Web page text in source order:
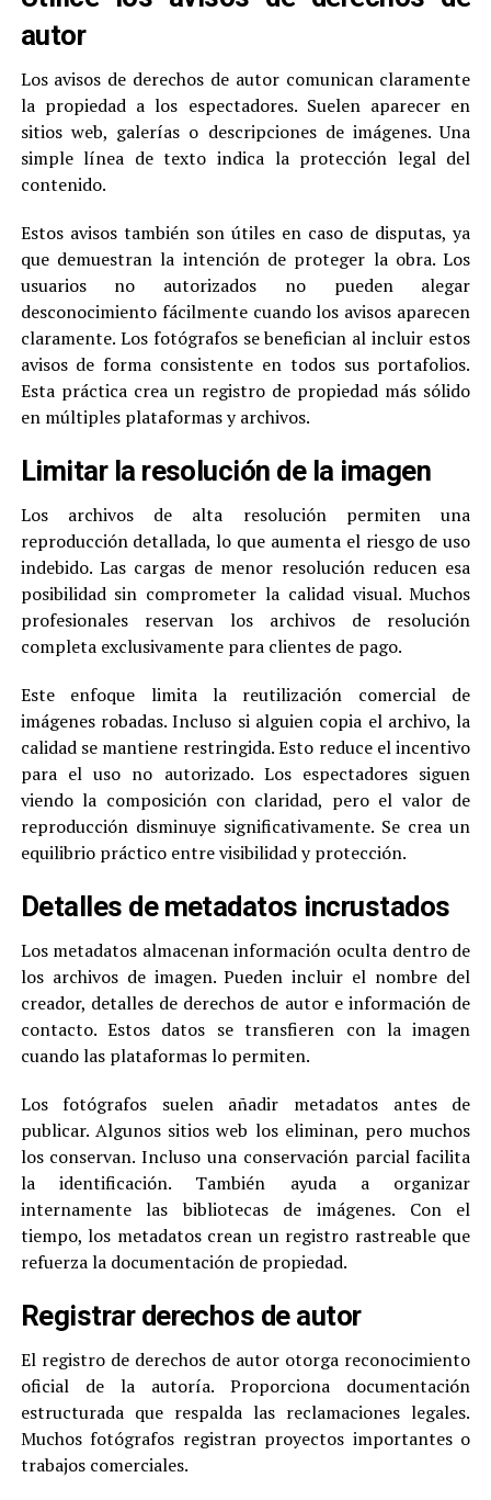
autor
Los avisos de derechos de autor comunican claramente
la propiedad a los espectadores. Suelen aparecer en
sitios web, galerías o descripciones de imágenes. Una
simple línea de texto indica la protección legal del
contenido.
Estos avisos también son útiles en caso de disputas, ya
que demuestran la intención de proteger la obra. Los
usuarios no autorizados no pueden alegar
desconocimiento fácilmente cuando los avisos aparecen
claramente. Los fotógrafos se benefician al incluir estos
avisos de forma consistente en todos sus portafolios.
Esta práctica crea un registro de propiedad más sólido
en múltiples plataformas y archivos.
Limitar la resolución de la imagen
Los archivos de alta resolución permiten una
reproducción detallada, lo que aumenta el riesgo de uso
indebido. Las cargas de menor resolución reducen esa
posibilidad sin comprometer la calidad visual. Muchos
profesionales reservan los archivos de resolución
completa exclusivamente para clientes de pago.
Este enfoque limita la reutilización comercial de
imágenes robadas. Incluso si alguien copia el archivo, la
calidad se mantiene restringida. Esto reduce el incentivo
para el uso no autorizado. Los espectadores siguen
viendo la composición con claridad, pero el valor de
reproducción disminuye significativamente. Se crea un
equilibrio práctico entre visibilidad y protección.
Detalles de metadatos incrustados
Los metadatos almacenan información oculta dentro de
los archivos de imagen. Pueden incluir el nombre del
creador, detalles de derechos de autor e información de
contacto. Estos datos se transfieren con la imagen
cuando las plataformas lo permiten.
Los fotógrafos suelen añadir metadatos antes de
publicar. Algunos sitios web los eliminan, pero muchos
los conservan. Incluso una conservación parcial facilita
la identificación. También ayuda a organizar
internamente las bibliotecas de imágenes. Con el
tiempo, los metadatos crean un registro rastreable que
refuerza la documentación de propiedad.
Registrar derechos de autor
El registro de derechos de autor otorga reconocimiento
oficial de la autoría. Proporciona documentación
estructurada que respalda las reclamaciones legales.
Muchos fotógrafos registran proyectos importantes o
trabajos comerciales.